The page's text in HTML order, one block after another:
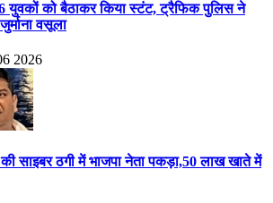
युवकों को बैठाकर किया स्टंट, ट्रैफिक पुलिस ने
वसूला
2026
साइबर ठगी में भाजपा नेता पकड़ा,50 लाख खाते में